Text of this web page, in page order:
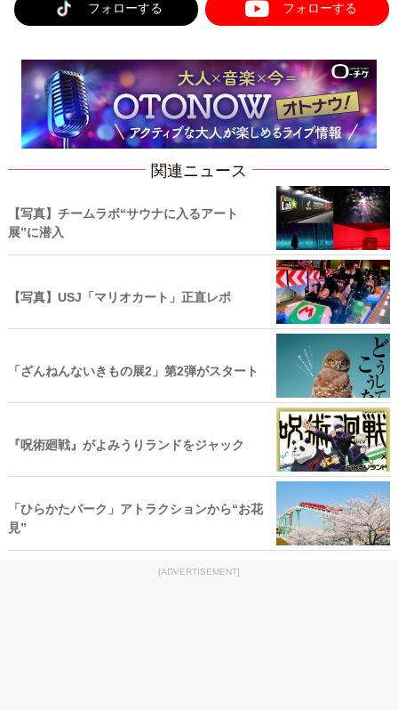
フォローする フォローする
関連ニュース
【写真】チームラボ“サウナに入るアート
展”に潜入
【写真】USJ「マリオカート」正直レポ
「ざんねんないきもの展2」第2弾がスタート
『呪術廻戦』がよみうりランドをジャック
「ひらかたパーク」アトラクションから“お花
見”
[ADVERTISEMENT]